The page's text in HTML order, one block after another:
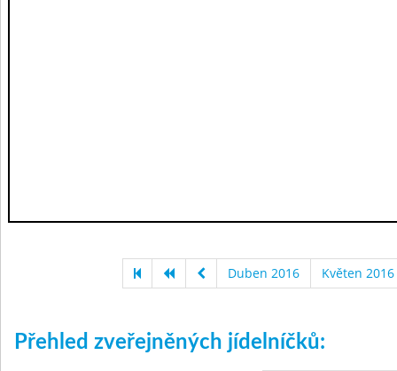
Duben 2016 Květen 2016
Přehled zveřejněných jídelníčků: